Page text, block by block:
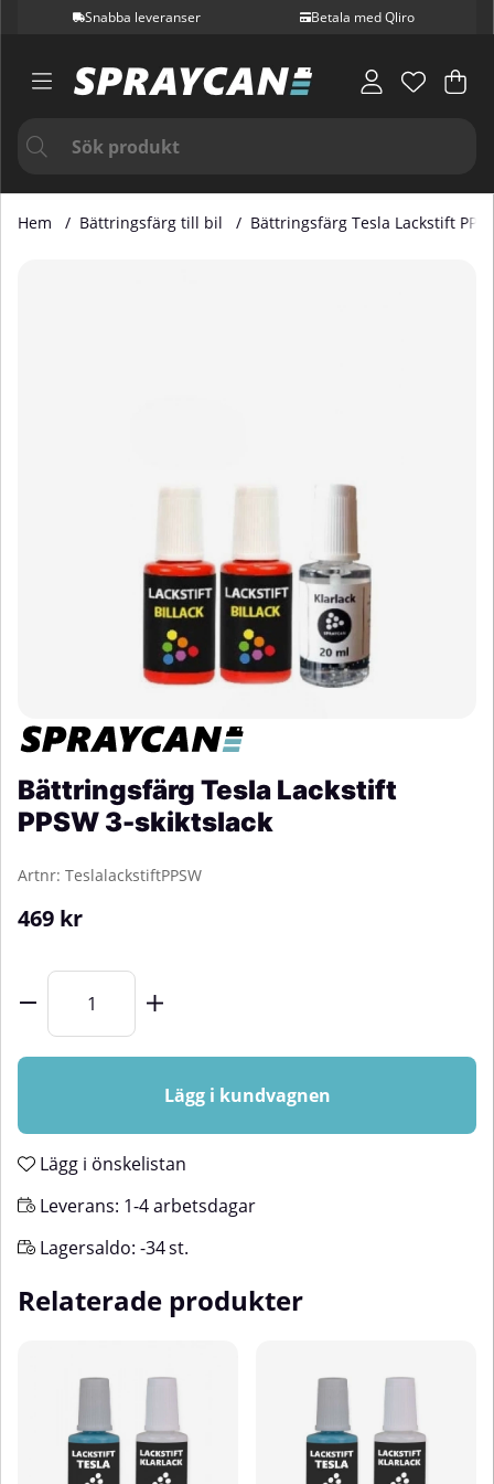
Snabba leveranser Betala med Qliro
.
Hem Bättringsfärg till bil Bättringsfärg Tesla Lackstift
Bättringsfärg Tesla Lackstift
PPSW 3-skiktslack
Artnr: TeslalackstiftPPSW
469 kr
Lägg i kundvagnen
Lägg i önskelistan
Leverans: 1-4 arbetsdagar
Lagersaldo: -34st.
Relaterade produkter